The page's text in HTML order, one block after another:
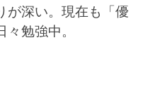
が深い。現在も「優
勉強中。